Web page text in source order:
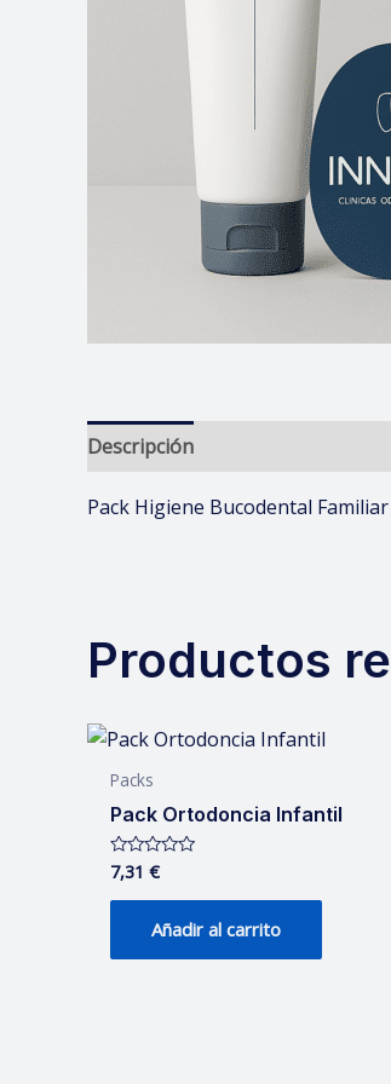
Descripción
Pack Higiene Bucodental
Productos
Packs
Pack Ortodoncia Infantil
Valorado
con
0
7,31€
Añadir al carrito